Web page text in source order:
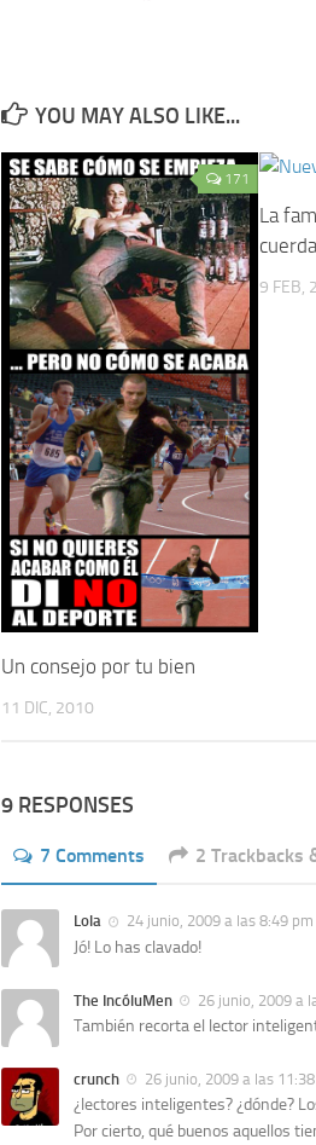
YOU MAY ALSO LIKE...
171
Un consejo por tu bien
11 DIC, 2010
La
9 FEB,
9 RESPONSES
7 Comments 2 Trackbacks
Lola 24 junio, 2009 a las 8:49 pm
Jó! Lo has clavado!
The IncóluMen 26 junio, 2009 a
También recorta el lector
crunch 26 junio, 2009 a las
¿lectores inteligentes? ¿dónde?
Por cierto, qué buenos aquellos